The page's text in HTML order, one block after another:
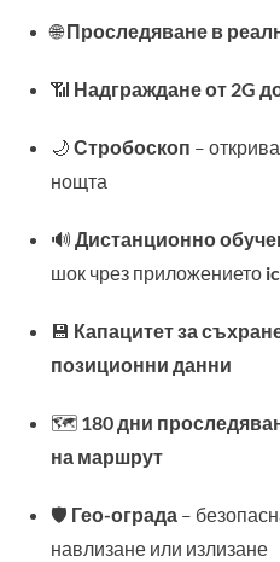
🌐Проследяване в
📶 Надграждане от 2G
🌙Стробоскоп –
нощта
🔊Дистанционно
шок чрез приложението
💾 Капацитет за
позиционни данни
🗺️ 180 дни
на маршрут
🛡️ Гео-ограда –
навлизане или излизане